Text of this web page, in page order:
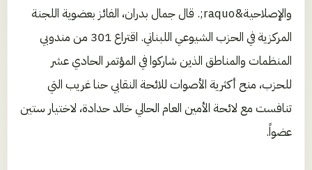
والإصلاحية&raquo;. قال جمال بدران، الفائز بعضوية اللجنة
المركزية في الحزب الشيوعي اللبناني. اقتراع 301 من مندوبي
المنظمات والمناطق الذين شاركوا في المؤتمر الحادي عشر
للحزب، منح أكثرية الأصوات للائحة النقابي حنا غريب التي
تنافست مع لائحة الأمين العام الحالي خالد حدادة، لاختيار ستين
عضواً.